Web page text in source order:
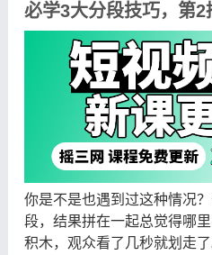
必学3大分段技巧，第2
你是不是也遇到过这种情况
段，结果拼在一起总觉得哪
积木，观众看了几秒就划走